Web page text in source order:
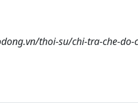
thoi-su/chi-tra-che-